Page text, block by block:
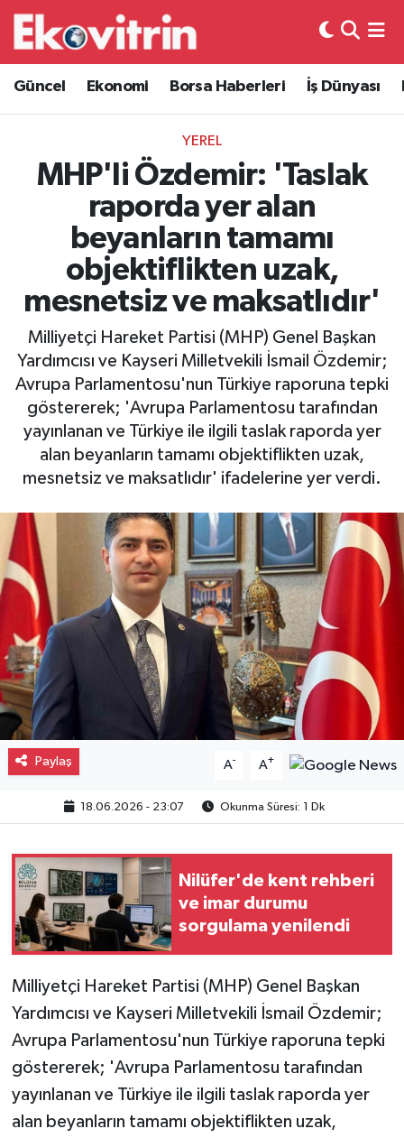
Güncel Ekonomi Borsa Haberleri İş Dünyası
YEREL
MHP'li Özdemir: 'Taslak
raporda yer alan
beyanların tamamı
objektiflikten uzak,
mesnetsiz ve maksatlıdır'
Milliyetçi Hareket Partisi (MHP) Genel Başkan
Yardımcısı ve Kayseri Milletvekili İsmail Özdemir;
Avrupa Parlamentosu'nun Türkiye raporuna tepki
göstererek; 'Avrupa Parlamentosu tarafından
yayınlanan ve Türkiye ile ilgili taslak raporda yer
alan beyanların tamamı objektiflikten uzak,
mesnetsiz ve maksatlıdır' ifadelerine yer verdi.
Paylaş A- A+
18.06.2026 - 23:07 Okunma Süresi: 1 Dk
Nilüfer'de kent rehberi
ve imar durumu
sorgulama yenilendi
Milliyetçi Hareket Partisi (MHP) Genel Başkan
Yardımcısı ve Kayseri Milletvekili İsmail Özdemir;
Avrupa Parlamentosu'nun Türkiye raporuna tepki
göstererek; 'Avrupa Parlamentosu tarafından
yayınlanan ve Türkiye ile ilgili taslak raporda yer
alan beyanların tamamı objektiflikten uzak,
Güncel
Ekonomi
Borsa Haberleri
İş Dünyası
Lojistik
Otovitrin
Asayiş
Magazin
Gayrimenkul
Spor
Hava Durumu
Trafik Durumu
Süper Lig Puan Durumu ve Fikstür
Tüm Manşetler
Son Dakika Haberleri
Haber Arşivi